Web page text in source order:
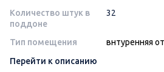
Количество штук в
поддоне
32
Тип помещения
внтуренняя
Перейти к описанию